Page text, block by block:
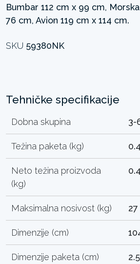
Bumbar 112 cm x 99 cm,
76 cm, Avion 119 cm x 114 cm.
SKU 59380NK
Tehničke specifikacije
Dobna skupina 3-
Težina paketa (kg)
Neto težina proizvoda
(kg)
Maksimalna nosivost (kg) 27
Dimenzije (cm)
Dimenzije paketa (cm)